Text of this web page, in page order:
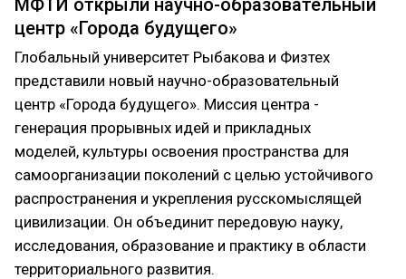
МФТИ открыли научно-образовательный
центр «Города будущего»
Глобальный университет Рыбакова и Физтех
представили новый научно-образовательный
центр «Города будущего». Миссия центра -
генерация прорывных идей и прикладных
моделей, культуры освоения пространства для
самоорганизации поколений с целью устойчивого
распространения и укрепления русскомыслящей
цивилизации. Он объединит передовую науку,
исследования, образование и практику в области
территориального развития.